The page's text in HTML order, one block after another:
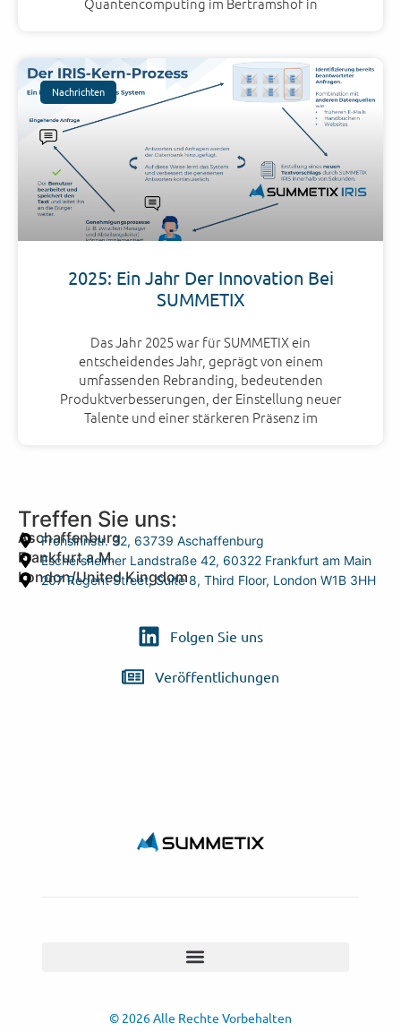
Quantencomputing im Bertramshof in
Nachrichten
2025: Ein Jahr Der Innovation Bei
SUMMETIX
Das Jahr 2025 war für SUMMETIX ein
entscheidendes Jahr, geprägt von einem
umfassenden Rebranding, bedeutenden
Produktverbesserungen, der Einstellung neuer
Talente und einer stärkeren Präsenz im
Treffen Sie uns:
Aschaffenburg
Frohsinnstr. 32, 63739 Aschaffenburg
Frankfurt a.M.
Eschersheimer Landstraße 42, 60322 Frankfurt am Main
London/United Kingdom
207 Regent Street, Suite 8, Third Floor, London W1B 3HH
Folgen Sie uns
Veröffentlichungen
© 2026 Alle Rechte Vorbehalten